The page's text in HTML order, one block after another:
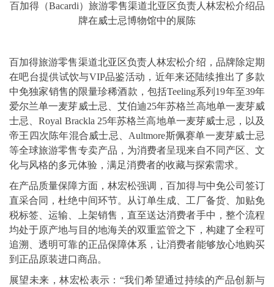
百加得（Bacardi）旅游零售渠道北亚区负责人林宏松介绍品
牌在威士忌博物馆中的展陈
百加得旅游零售渠道北亚区负责人林宏松介绍，品牌除定期
在吧台提供试饮与VIP品鉴活动，近年来还陆续推出了多款
中免独家销售的限量珍稀酒款，包括Teeling系列19年至39年
爱尔兰单一麦芽威士忌、艾伯迪25年苏格兰高地单一麦芽威
士忌、Royal Brackla 25年苏格兰高地单一麦芽威士忌，以及
帝王四次陈年混合威士忌、Aultmore斯佩赛单一麦芽威士忌
等全球旅游零售专卖产品，为消费者呈现来自不同产区、文
化与风格的多元体验，满足消费者的收藏与探索需求。
在产品质量保障方面，林宏松强调，百加得与中免公司签订
直采合同，杜绝中间环节。从订单生成、工厂备货、加贴免
税标签、运输、上架销售，直至送达消费者手中，整个流程
均处于原产地与目的地海关的双重监管之下，构建了全程可
追溯、透明可靠的正品保障体系，让消费者能够放心地购买
到正品原装进口商品。
展望未来，林宏松表示：“我们希望通过持续的产品创新与